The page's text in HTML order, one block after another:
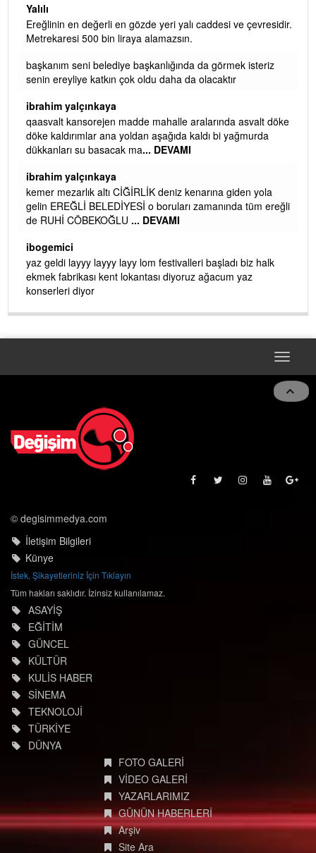
Yalılı
Ereğlinin en değerli en gözde yeri yalı caddesi ve çevresidir.
Metrekaresi 500 bin liraya alamazsın.
başkanım seni belediye başkanlığında da görmek isteriz
senin ereyliye katkın çok oldu daha da olacaktır
ibrahim yalçınkaya
qaasvalt kansorejen madde mahalle aralarında asvalt döke
döke kaldırımlar ana yoldan aşağıda kaldı bi yağmurda
dükkanları su basacak ma... DEVAMI
ibrahim yalçınkaya
kemer mezarlık altı CİĞİRLİK deniz kenarına giden yola
gelin EREĞLİ BELEDİYESİ o boruları zamanında tüm ereğli
de RUHİ CÖBEKOĞLU ... DEVAMI
ibogemici
yaz geldi layyy layyy layy lom festivalleri başladı biz halk
ekmek fabrikası kent lokantası diyoruz ağacum yaz
konserleri diyor
Toggle
© degisimmedya.com
İletişim Bilgileri
Künye
İstek, Şikayetleriniz İçin Tıklayın
Tüm hakları saklıdır. İzinsiz kullanılamaz.
ASAYİŞ
EĞİTİM
GÜNCEL
KÜLTÜR
KULİS HABER
SİNEMA
TEKNOLOJİ
TÜRKİYE
DÜNYA
FOTO GALERİ
VİDEO GALERİ
YAZARLARIMIZ
GÜNÜN HABERLERİ
Arşiv
Site Ara